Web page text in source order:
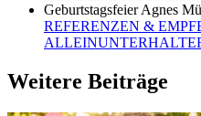
Geburtstagsfeier Agnes
REFERENZEN &
Weitere Beiträge